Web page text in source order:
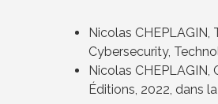
Nicolas
Cybersecurity,
Nicolas
Éditions, 2022, dans la